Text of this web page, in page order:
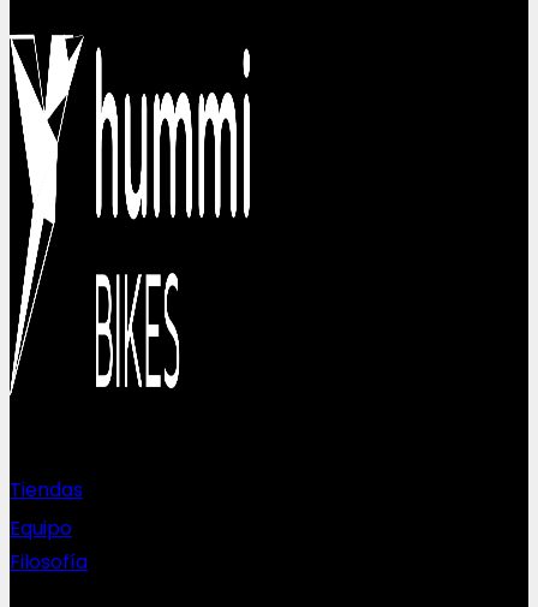
Tiendas
Equipo
Filosofía